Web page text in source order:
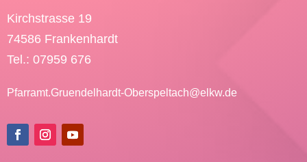
Kirchstrasse 19
74586 Frankenhardt
Tel.: 07959 676
Pfarramt.Gruendelhardt-Oberspeltach@elkw.de